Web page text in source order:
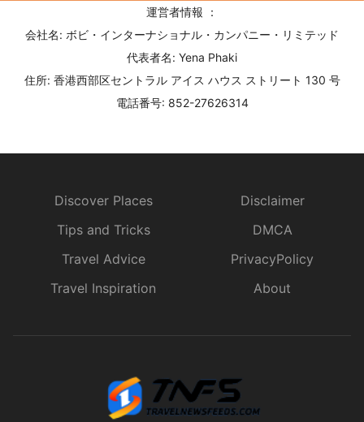
運営者情報 ：
会社名: ボビ・インターナショナル・カンパニー・リミテッド
代表者名: Yena Phaki
住所: 香港西部区セントラル アイス ハウス ストリート 130 号
電話番号: 852-27626314
Discover Places
Tips and Tricks
Travel Advice
Travel Inspiration
Disclaimer
DMCA
PrivacyPolicy
About